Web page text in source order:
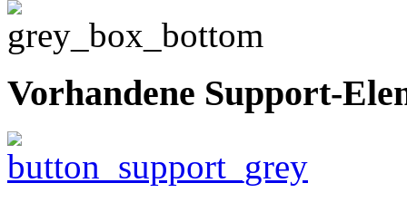
Vorhandene Support-